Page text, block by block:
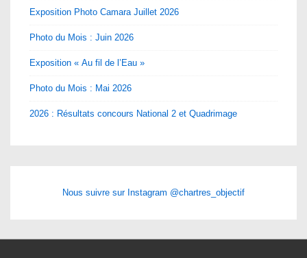
Exposition Photo Camara Juillet 2026
Photo du Mois : Juin 2026
Exposition « Au fil de l’Eau »
Photo du Mois : Mai 2026
2026 : Résultats concours National 2 et Quadrimage
Nous suivre sur Instagram @chartres_objectif